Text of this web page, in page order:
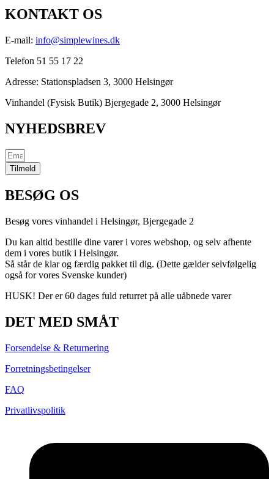
KONTAKT OS
E-mail: info@simplewines.dk
Telefon 51 55 17 22
Adresse: Stationspladsen 3, 3000 Helsingør
Vinhandel (Fysisk Butik) Bjergegade 2, 3000 Helsingør
NYHEDSBREV
Tilmeld
BESØG OS
Besøg vores vinhandel i Helsingør, Bjergegade 2
Du kan altid bestille dine varer i vores webshop, og selv afhente
dem i vores butik i Helsingør.
Så står de klar og færdig pakket til dig. (Dette gælder selvfølgelig
også for vores Svenske kunder)
HUSK! Der er 60 dages fuld returret på alle uåbnede varer
DET MED SMÅT
Forsendelse & Returnering
Forretningsbetingelser
FAQ
Privatlivspolitik